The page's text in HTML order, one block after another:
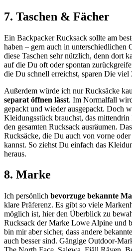
7. Taschen & Fächer
Ein Backpacker Rucksack sollte am
haben – gern auch in unterschiedlichen
diese Taschen sehr nützlich, denn dort
auf die Du oft oder spontan
die Du schnell erreichst, sparen Die
Außerdem würde ich nur Rucksäcke
separat öffnen lässt. Im Normalfall
gepackt und wieder ausgepackt. Doch
Kleidungsstück brauchst, das
den gesamten Rucksack ausräumen.
Rucksäcke, die Du auch von vorne
kannst. So ziehst Du einfach das
heraus.
8. Marke
Ich persönlich bevorzuge bekannte
klare Präferenz. Es gibt so viele
möglich ist, hier den Überblick zu
Rucksack der Marke Lowe Alpine und
bin mir aber sicher, dass andere
auch besser sind. Gängige Outdoor-